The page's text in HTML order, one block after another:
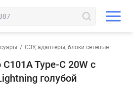
/ СЗУ, адаптеры, блоки сетевые
Type-C 20W с
голубой